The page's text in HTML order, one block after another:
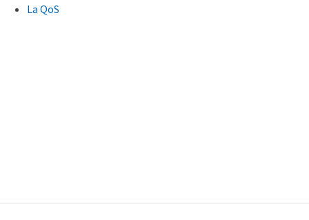
La QoS